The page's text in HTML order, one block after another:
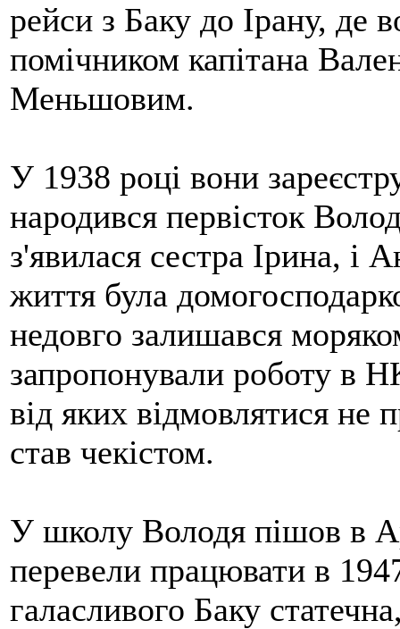
рейси з Баку до Ірану, де
помічником капітана
Меньшовим.
У 1938 році вони
народився первісток
з'явилася сестра Ірина, і
життя була
недовго залишався
запропонували роботу в
від яких відмовлятися
став чекістом.
У школу Володя пішов в
перевели працювати в
галасливого Баку